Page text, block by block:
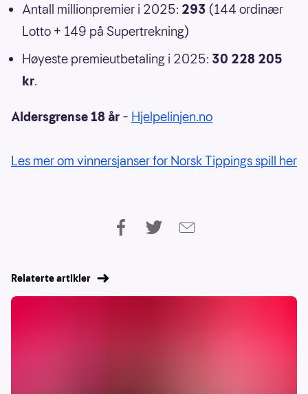
Antall millionpremier i 2025: 293 (144 ordinær
Lotto + 149 på Supertrekning)
Høyeste premieutbetaling i 2025: 30 228 205
kr.
Aldersgrense 18 år – Hjelpelinjen.no
Les mer om vinnersjanser for Norsk Tippings spill her
Relaterte artikler